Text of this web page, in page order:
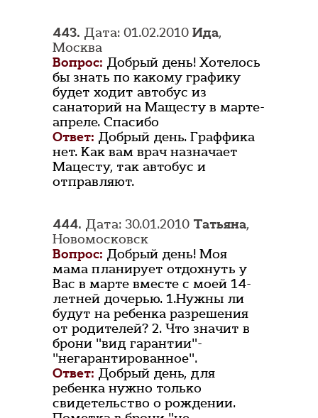
443. Дата: 01.02.2010 Ида,
Москва
Вопрос: Добрый день! Хотелось
бы знать по какому графику
будет ходит автобус из
санаторий на Мащесту в марте-
апреле. Спасибо
Ответ: Добрый день. Граффика
нет. Как вам врач назначает
Мацесту, так автобус и
отправляют.
444. Дата: 30.01.2010 Татьяна,
Новомосковск
Вопрос: Добрый день! Моя
мама планирует отдохнуть у
Вас в марте вместе с моей 14-
летней дочерью. 1.Нужны ли
будут на ребенка разрешения
от родителей? 2. Что значит в
брони "вид гарантии"-
"негарантированное".
Ответ: Добрый день, для
ребенка нужно только
свидетельство о рождении.